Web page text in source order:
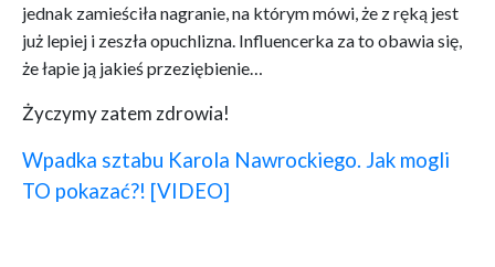
jednak zamieściła nagranie, na którym mówi, że z ręką jest
już lepiej i zeszła opuchlizna. Influencerka za to obawia się,
że łapie ją jakieś przeziębienie…
Życzymy zatem zdrowia!
Wpadka sztabu Karola Nawrockiego. Jak mogli
TO pokazać?! [VIDEO]